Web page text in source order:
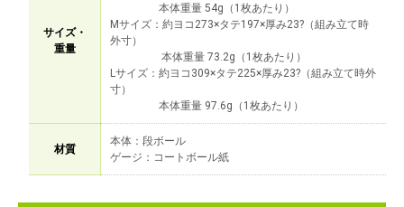
サイズ・
重量
本体重量 54g（1枚あたり）
Mサイズ：約ヨコ273×タテ197×厚み23?（組み立て時
外寸）
本体重量 73.2g（1枚あたり）
Lサイズ：約ヨコ309×タテ225×厚み23?（組み立て時外
寸）
本体重量 97.6g（1枚あたり）
材質
本体：段ボール
ゲージ：コートボール紙